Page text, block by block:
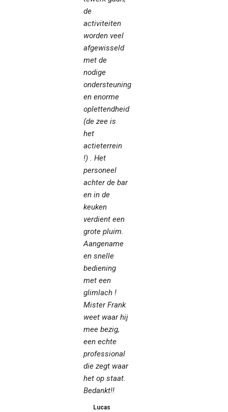
de
activiteiten
worden veel
afgewisseld
met de
nodige
ondersteuning
en enorme
oplettendheid
(de zee is
het
actieterrein
!) . Het
personeel
achter de bar
en in de
keuken
verdient een
grote pluim.
Aangename
en snelle
bediening
met een
glimlach !
Mister Frank
weet waar hij
mee bezig,
een echte
professional
die zegt waar
het op staat.
Bedankt!!
Lucas